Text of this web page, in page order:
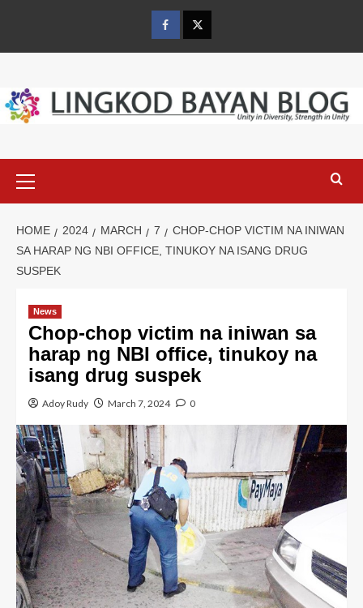
content
FacebookTwitter
Menu
HOME 2024 MARCH 7
CHOP-CHOP VICTIM NA INIWAN
SA HARAP NG NBI OFFICE, TINUKOY NA ISANG DRUG
SUSPEK
News
Chop-chop victim na iniwan sa
harap ng NBI office, tinukoy na
isang drug suspek
Adoy Rudy March 7, 2024 0